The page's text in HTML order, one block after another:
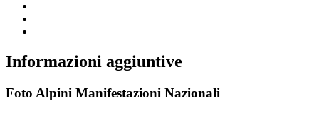
Informazioni aggiuntive
Foto Alpini Manifestazioni Nazionali